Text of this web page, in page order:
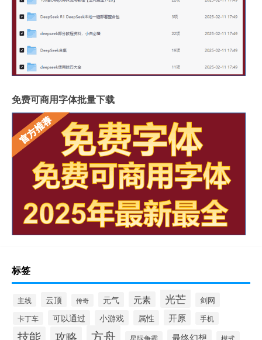
免费可商用字体批量下载
标签
主线 云顶 传奇 元气 元素 光芒 剑网
卡丁车 可以通过 小游戏 属性 开原 手机
技能 攻略 方舟 最终幻想